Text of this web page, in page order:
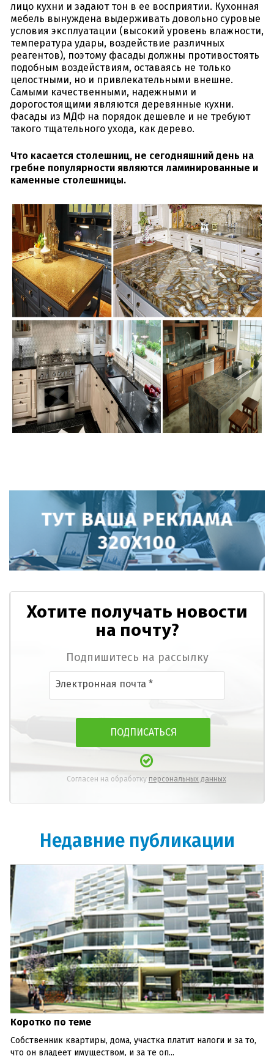
лицо кухни и задают тон в ее восприятии. Кухонная
мебель вынуждена выдерживать довольно суровые
условия эксплуатации (высокий уровень влажности,
температура удары, воздействие различных
реагентов), поэтому фасады должны противостоять
подобным воздействиям, оставаясь не только
целостными, но и привлекательными внешне.
Самыми качественными, надежными и
дорогостоящими являются деревянные кухни.
Фасады из МДФ на порядок дешевле и не требуют
такого тщательного ухода, как дерево.
Что касается столешниц, не сегодняшний день на
гребне популярности являются ламинированные и
каменные столешницы.
Хотите получать новости
на почту?
Подпишитесь на рассылку
Согласен на обработку персональных данных
Недавние публикации
Коротко по теме
Собственник квартиры, дома, участка платит налоги и за то,
что он владеет имуществом, и за те оп...